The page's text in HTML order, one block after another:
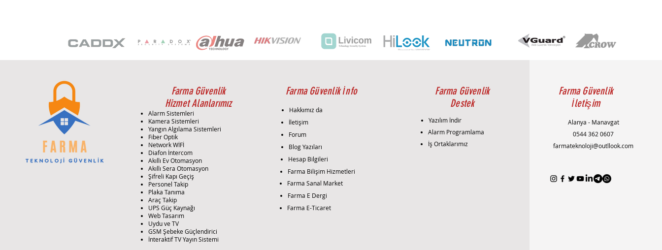
Farma Güvenlik
Hizmet Alanlarımız
Alarm Sistemleri
Kamera Sistemleri
Yangın Algılama Sistemleri
Fiber Optik
Network WİFİ
Diafon İntercom
Akıllı Ev Otomasyon
Akıllı Sera Otomasyon
Şifreli Kapı Geçiş
Personel Takip
Plaka Tanıma
Araç Takip
UPS Güç Kaynağı
Web Tasarım
Uydu ve TV
GSM Şebeke Güçlendirici
İnteraktif TV Yayın Sistemi
Farma Güvenlik İnfo
Hakkımız da
İletişim
Forum
Blog Yazıları
Hesap Bilgileri
Farma Bilişim Hizmetleri
Farma Sanal Market
Farma E Dergi
Farma E-Ticaret
Farma Güvenlik
Destek
Yazılım İndir
Alarm Programlama
İş Ortaklarımız
Farma Güvenlik
İletişim
Alanya - Manavgat
0544 362 0607
farmateknoloji@outllook.com